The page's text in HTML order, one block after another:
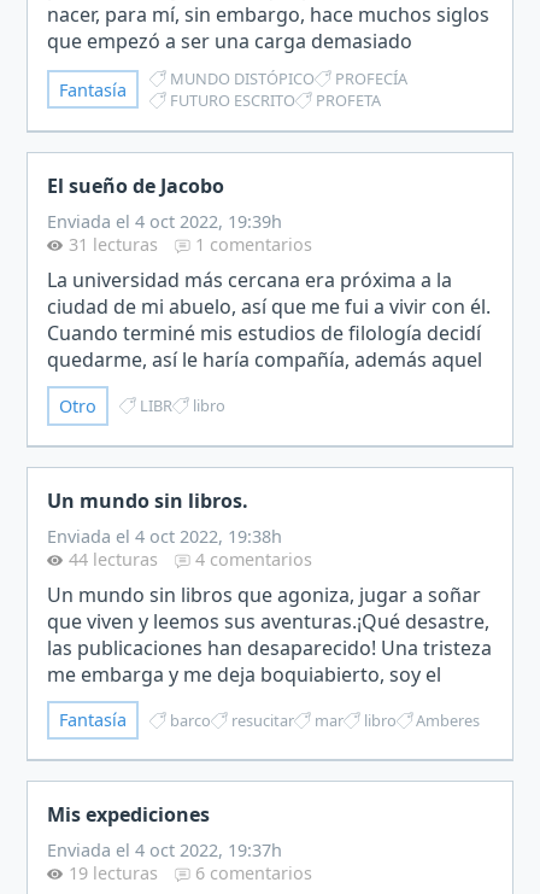
nacer, para mí, sin embargo, hace muchos siglos
que empezó a ser una carga demasiado
pesada.En mi planeta, no conocemos aquello
que los expedicionarios nos han…
Fantasía MUNDO DISTÓPICO
PROFECÍA
FUTURO ESCRITO
PROFETA
El sueño de Jacobo
Enviada el 4 oct 2022, 19:39h
31 lecturas
1 comentarios
La universidad más cercana era próxima a la
ciudad de mi abuelo, así que me fui a vivir con él.
Cuando terminé mis estudios de filología decidí
quedarme, así le haría compañía, además aquel
ambiente era el mejor para concentrarme y
escribir.…
Otro LIBR libro
Un mundo sin libros.
Enviada el 4 oct 2022, 19:38h
44 lecturas
4 comentarios
Un mundo sin libros que agoniza, jugar a soñar
que viven y leemos sus aventuras.¡Qué desastre,
las publicaciones han desaparecido! Una tristeza
me embarga y me deja boquiabierto, soy el
último escritor en la faz de la Tierra que va a
publicar…
Fantasía barco resucitar mar libro Amberes
Mis expediciones
Enviada el 4 oct 2022, 19:37h
19 lecturas
6 comentarios